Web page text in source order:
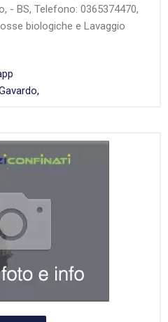
- BS, Telefono: 0365374470,
biologiche e Lavaggio